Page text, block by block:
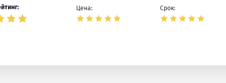
Цена: Срок: